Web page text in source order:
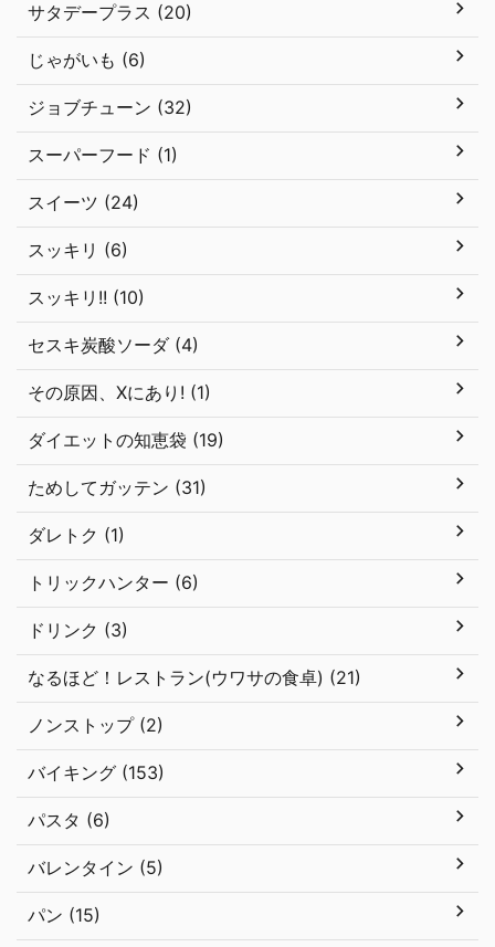
サタデープラス (20)
じゃがいも (6)
ジョブチューン (32)
スーパーフード (1)
スイーツ (24)
スッキリ (6)
スッキリ!! (10)
セスキ炭酸ソーダ (4)
その原因、Xにあり! (1)
ダイエットの知恵袋 (19)
ためしてガッテン (31)
ダレトク (1)
トリックハンター (6)
ドリンク (3)
なるほど！レストラン(ウワサの食卓) (21)
ノンストップ (2)
バイキング (153)
パスタ (6)
バレンタイン (5)
パン (15)